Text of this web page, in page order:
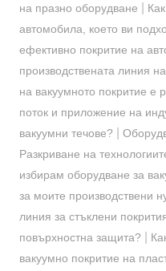
на празно оборудване
автомобила, което ви
ефективно покритие на
производствената линия
на вакуумното покритие е
поток и приложение на
вакуумни течове?
Разкриване на
избирам оборудване за
за моите производствени
линия за стъклени
повърхностна защита?
вакуумно покритие на